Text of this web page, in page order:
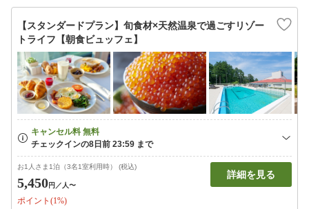
【スタンダードプラン】旬食材×天然温泉で過ごすリゾー
トライフ【朝食ビュッフェ】
お1人さま1泊（3名1室利用時） (税込)
5,450円 ／人〜
ポイント(1%)
詳細を見る